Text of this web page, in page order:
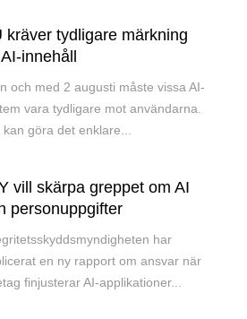
kräver tydligare märkning
innehåll
och med 2 augusti måste vissa AI-
vara tydligare mot användarna.
kan göra det enklare...
vill skärpa greppet om AI
personuppgifter
har
en ny rapport om ansvar när
finjusterar AI-applikationer...